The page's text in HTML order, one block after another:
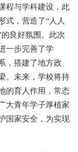
程与学科建设，此
式，营造了“人人
良好氛围。此次
一步完善了学
，搭建了地方政
。未来，学校将持
的育人作用，常态
大青年学子厚植家
国家安全，为实现